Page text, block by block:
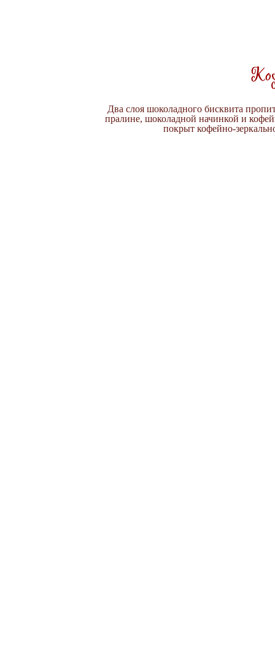
Два слоя шоколадного бисквита
пралине, шоколадной начинкой и
покрыт кофейно-